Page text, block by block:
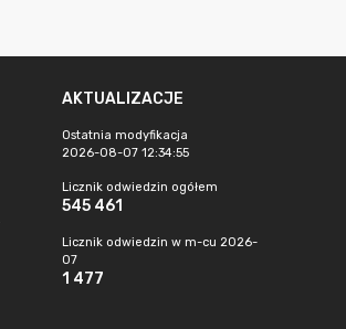
AKTUALIZACJE
Ostatnia modyfikacja
2026-08-07 12:34:55
Licznik odwiedzin ogółem
545 461
Licznik odwiedzin w m-cu 2026-
07
1 477